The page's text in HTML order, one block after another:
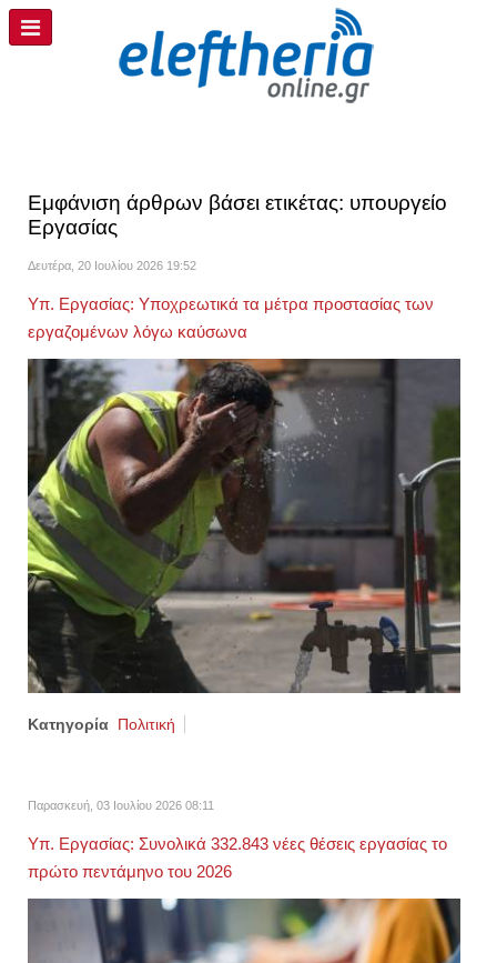
Εμφάνιση άρθρων βάσει ετικέτας: υπουργείο
Εργασίας
Δευτέρα, 20 Ιουλίου 2026 19:52
Υπ. Εργασίας: Υποχρεωτικά τα μέτρα προστασίας των
εργαζομένων λόγω καύσωνα
Κατηγορία Πολιτική
Παρασκευή, 03 Ιουλίου 2026 08:11
Υπ. Εργασίας: Συνολικά 332.843 νέες θέσεις εργασίας το
πρώτο πεντάμηνο του 2026